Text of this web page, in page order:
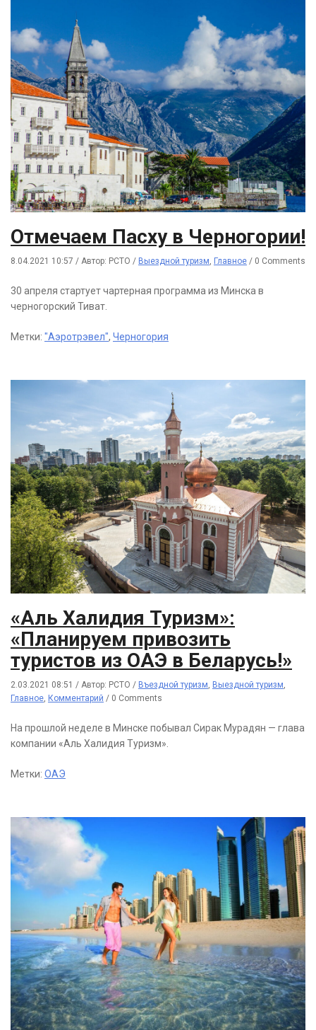
Отмечаем Пасху в Черногории!
8.04.2021 10:57 / Автор: РСТО / Выездной туризм Главное / 0 Comments
30 апреля стартует чартерная программа из Минска в
черногорский Тиват.
Метки: "Аэротрэвел", Черногория
«Аль Халидия Туризм»:
«Планируем привозить
туристов из ОАЭ в Беларусь!»
2.03.2021 08:51 / Автор: РСТО / Въездной туризм, Выездной туризм,
Главное, Комментарий / 0 Comments
На прошлой неделе в Минске побывал Сирак Мурадян — глава
компании «Аль Халидия Туризм».
Метки: ОАЭ